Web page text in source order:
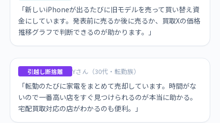
「新しいiPhoneが出るたびに旧モデルを売って買い替え資
金にしています。発表前に売るか後に売るか、買取Xの価格
推移グラフで判断できるのが助かります。」
引越し断捨離 Yさん（30代・転勤族）
「転勤のたびに家電をまとめて売却しています。時間がな
いので一番高い店をすぐ見つけられるのが本当に助かる。
宅配買取対応の店がわかるのも便利。」